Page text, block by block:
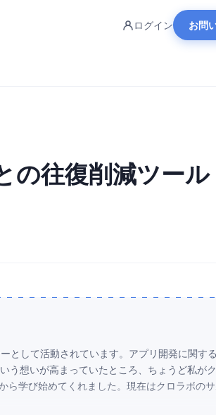
ログイン お問
の往復削減ツール
として活動されています。アプリ開発に関す
う想いが高まっていたところ、ちょうど私が
ら学び始めてくれました。現在はクロラボの